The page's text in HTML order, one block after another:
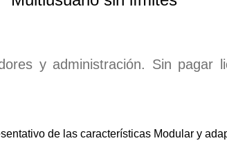
y administración. Sin pagar